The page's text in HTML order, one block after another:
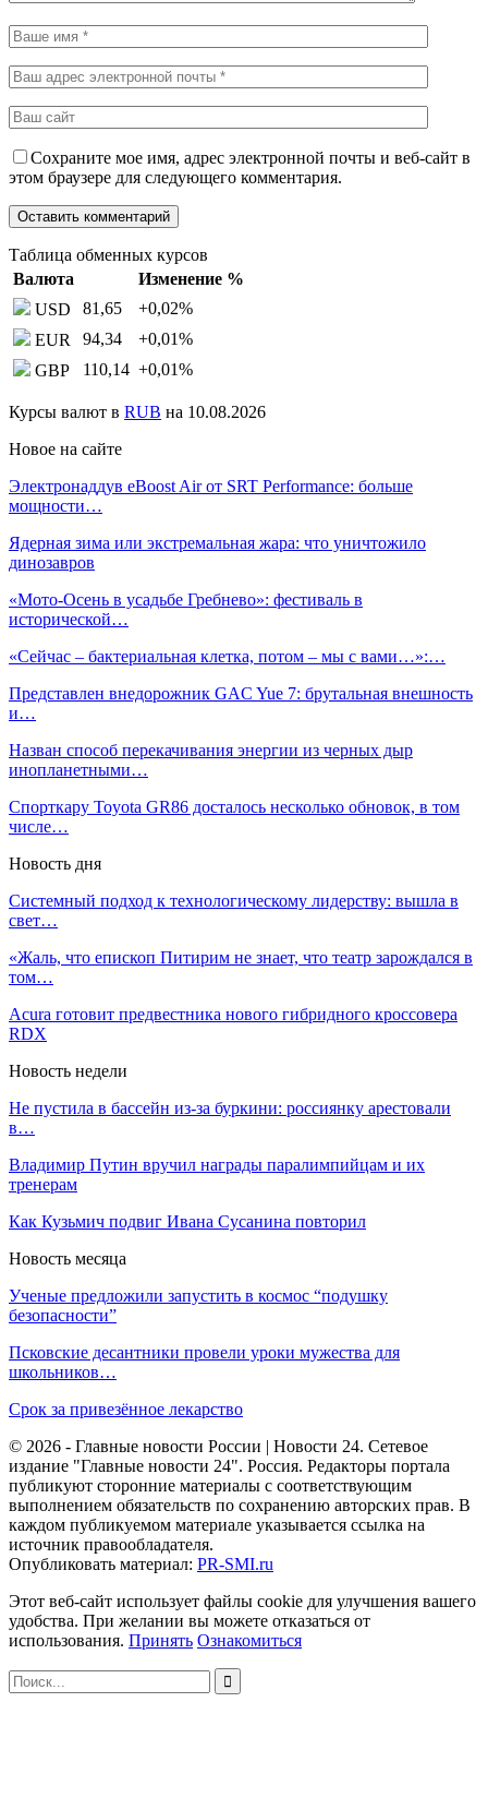
Сохраните мое имя, адрес электронной почты и веб-сайт в
этом браузере для следующего комментария.
Таблица обменных курсов
Валюта
Изменение %
USD
81,65 +0,02%
EUR
94,34 +0,01%
GBP
110,14 +0,01%
Курсы валют в RUB на 10.08.2026
Новое на сайте
Электронаддув eBoost Air от SRT Performance: больше
мощности…
Ядерная зима или экстремальная жара: что уничтожило
динозавров
«Мото-Осень в усадьбе Гребнево»: фестиваль в
исторической…
«Сейчас – бактериальная клетка, потом – мы с вами…»:…
Представлен внедорожник GAC Yue 7: брутальная внешность
и…
Назван способ перекачивания энергии из черных дыр
инопланетными…
Спорткару Toyota GR86 досталось несколько обновок, в том
числе…
Новость дня
Системный подход к технологическому лидерству: вышла в
свет…
«Жаль, что епископ Питирим не знает, что театр зарождался в
том…
Acura готовит предвестника нового гибридного кроссовера
RDX
Новость недели
Не пустила в бассейн из-за буркини: россиянку арестовали
в…
Владимир Путин вручил награды паралимпийцам и их
тренерам
Как Кузьмич подвиг Ивана Сусанина повторил
Новость месяца
Ученые предложили запустить в космос “подушку
безопасности”
Псковские десантники провели уроки мужества для
школьников…
Срок за привезённое лекарство
© 2026 - Главные новости России | Новости 24. Сетевое
издание "Главные новости 24". Россия. Редакторы портала
публикуют сторонние материалы с соответствующим
выполнением обязательств по сохранению авторских прав. В
каждом публикуемом материале указывается ссылка на
источник правообладателя.
Опубликовать материал: PR-SMI.ru
Этот веб-сайт использует файлы cookie для улучшения вашего
удобства. При желании вы можете отказаться от
использования. Принять Ознакомиться